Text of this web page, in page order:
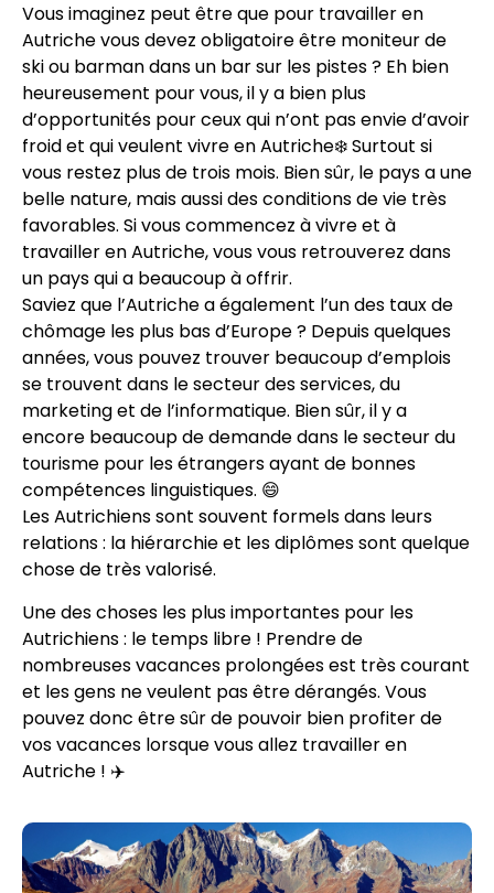
Vous imaginez peut être que pour travailler en
Autriche vous devez obligatoire être moniteur de
ski ou barman dans un bar sur les pistes ? Eh bien
heureusement pour vous, il y a bien plus
d’opportunités pour ceux qui n’ont pas envie d’avoir
froid et qui veulent vivre en Autriche❄️ Surtout si
vous restez plus de trois mois. Bien sûr, le pays a une
belle nature, mais aussi des conditions de vie très
favorables. Si vous commencez à vivre et à
travailler en Autriche, vous vous retrouverez dans
un pays qui a beaucoup à offrir.
Saviez que l’Autriche a également l’un des taux de
chômage les plus bas d’Europe ? Depuis quelques
années, vous pouvez trouver beaucoup d’emplois
se trouvent dans le secteur des services, du
marketing et de l’informatique. Bien sûr, il y a
encore beaucoup de demande dans le secteur du
tourisme pour les étrangers ayant de bonnes
compétences linguistiques. 😄
Les Autrichiens sont souvent formels dans leurs
relations : la hiérarchie et les diplômes sont quelque
chose de très valorisé.
Une des choses les plus importantes pour les
Autrichiens : le temps libre ! Prendre de
nombreuses vacances prolongées est très courant
et les gens ne veulent pas être dérangés. Vous
pouvez donc être sûr de pouvoir bien profiter de
vos vacances lorsque vous allez travailler en
Autriche ! ✈️